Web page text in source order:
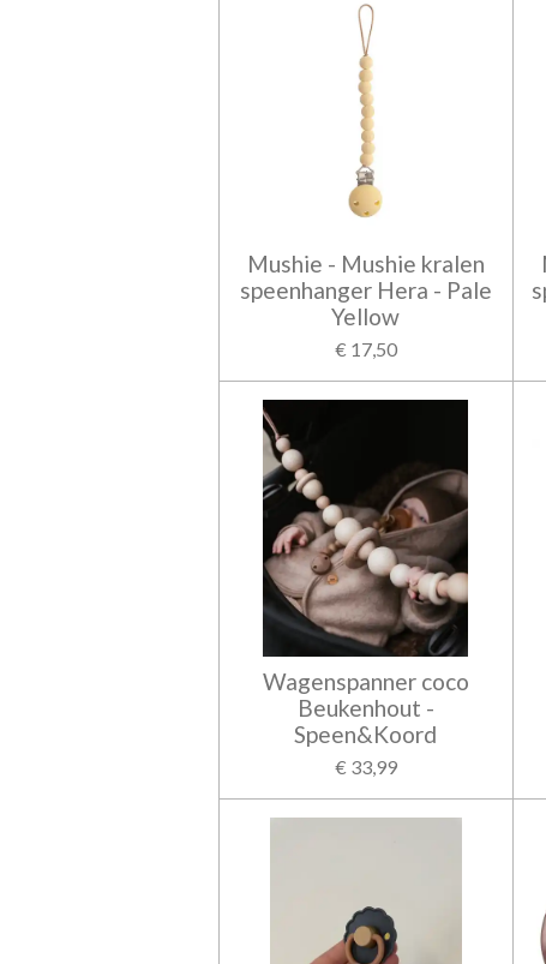
Mushie - Mushie kralen
speenhanger Hera - Pale
Yellow
€ 17,50
Wagenspanner coco
Beukenhout -
Speen&Koord
€ 33,99